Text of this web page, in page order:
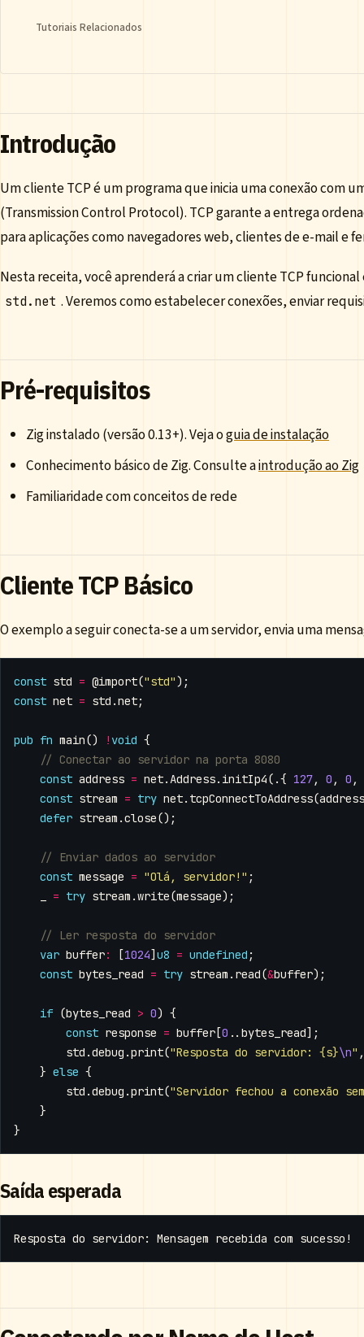
Tutoriais Relacionados
Introdução
Um cliente TCP é um programa que inicia uma conexão com
(Transmission Control Protocol). TCP garante a entrega
para aplicações como navegadores web, clientes de e-mail e
Nesta receita, você aprenderá a criar um cliente TCP
std.net . Veremos como estabelecer conexões, enviar
Pré-requisitos
Zig instalado (versão 0.13+). Veja oguia de instalação
Conhecimento básico de Zig. Consulte aintrodução ao Zig
Familiaridade com conceitos de rede
Cliente TCP Básico
O exemplo a seguir conecta-se a um servidor, envia uma
const std = @import("std" );
const net = std .net;
pub fn main() ! void {
const address = net.Address. initIp4(.{ 127, 0 , 0 ,
const stream = try net. tcpConnectToAddress(address
defer stream .close();
const message = "Olá, servidor!" ;
= try stream .write(message);
var buffer: [1024] u8 = undefined ;
const bytes_read = try stream . read(&buffer);
if (bytes_read > 0) {
const response = buffer [0 .. bytes_read];
std .debug .print("Resposta do servidor: {s}\n" ,
} else {
std .debug .print("Servidor fechou a conexão
}
}
Saída esperada